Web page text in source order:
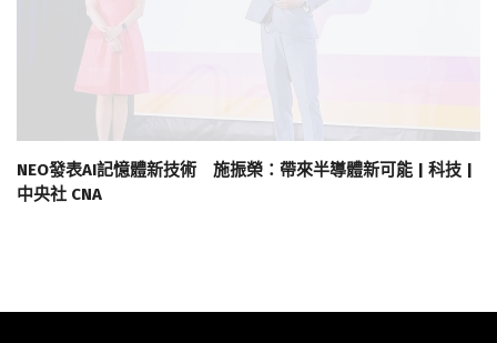
NEO發表AI記憶體新技術 施振榮：帶來半導體新可能 | 科技 |
中央社 CNA